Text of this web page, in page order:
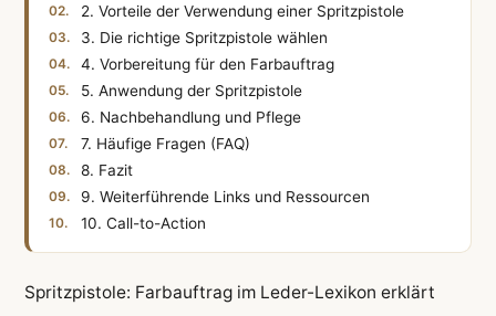
2. Vorteile der Verwendung einer Spritzpistole
3. Die richtige Spritzpistole wählen
4. Vorbereitung für den Farbauftrag
5. Anwendung der Spritzpistole
6. Nachbehandlung und Pflege
7. Häufige Fragen (FAQ)
8. Fazit
9. Weiterführende Links und Ressourcen
10. Call-to-Action
Spritzpistole: Farbauftrag im Leder-Lexikon erklärt